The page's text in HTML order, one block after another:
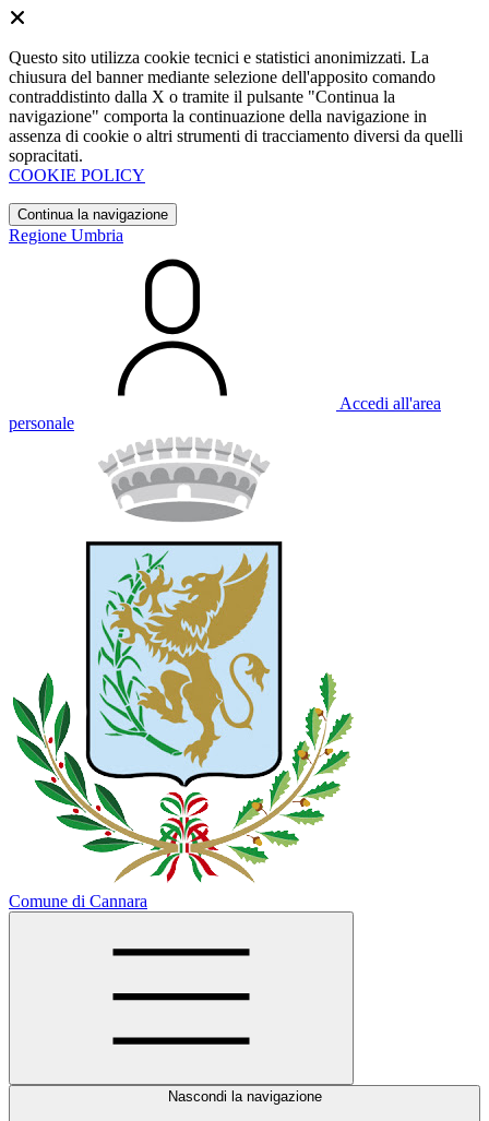
Questo sito utilizza cookie tecnici e statistici anonimizzati. La
chiusura del banner mediante selezione dell'apposito comando
contraddistinto dalla X o tramite il pulsante "Continua la
navigazione" comporta la continuazione della navigazione in
assenza di cookie o altri strumenti di tracciamento diversi da quelli
sopracitati.
COOKIE POLICY
Continua la navigazione
Regione Umbria
Accedi all'area
personale
Comune di Cannara
Nascondi la navigazione